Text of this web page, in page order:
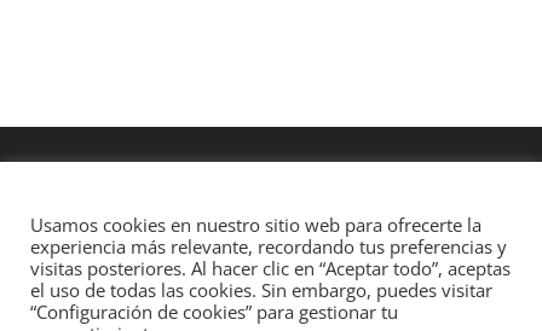
Usamos cookies en nuestro sitio web para ofrecerte la
experiencia más relevante, recordando tus preferencias y
visitas posteriores. Al hacer clic en “Aceptar todo”, aceptas
el uso de todas las cookies. Sin embargo, puedes visitar
“Configuración de cookies” para gestionar tu